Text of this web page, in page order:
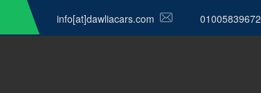
01005839672
info[at]dawliacars.com